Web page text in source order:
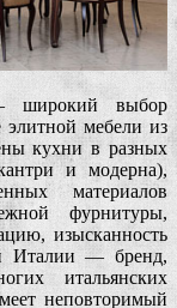
широкий выбор
элитной мебели из
кухни в разных
и модерна),
материалов
фурнитуры,
изысканность
Италии — бренд,
итальянских
неповторимый